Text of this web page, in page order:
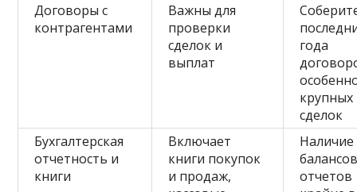
Договоры с
контрагентами
Важны для
проверки
сделок и
выплат
года
крупных
сделок
Бухгалтерская
отчетность и
книги
Включает
книги покупок
и продаж,
Наличие
отчетов